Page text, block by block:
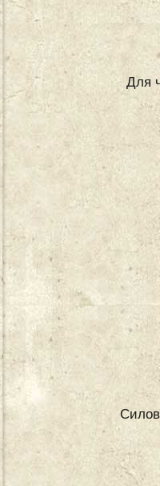
Для